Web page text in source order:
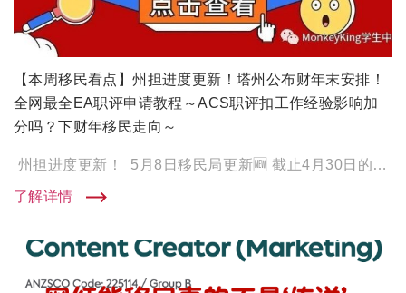
【本周移民看点】州担进度更新！塔州公布财年末安排！
全网最全EA职评申请教程～ACS职评扣工作经验影响加
分吗？下财年移民走向～
州担进度更新！ ‍‍‍‍‍‍‍‍‍‍‍ 5月8日移民局更新🆕 截止4月30日的州担进度 大师兄先把进度给大家 […]
了解详情